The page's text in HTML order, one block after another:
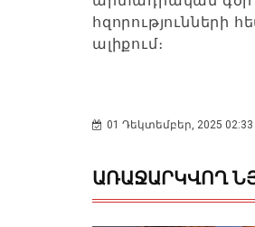
հզորությունների
ալիքում։
01 Դեկտեմբեր, 2025 02:33
ԱՌԱՋԱՐԿՎՈՂ